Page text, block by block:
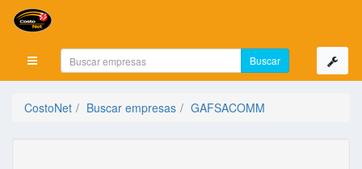
Mostrar menú
CostoNet Buscar empresas GAFSACOMM